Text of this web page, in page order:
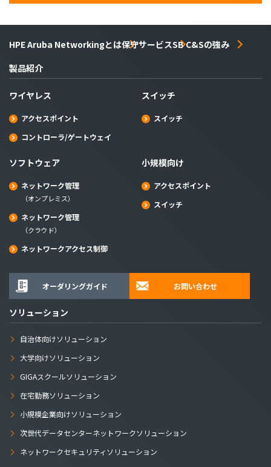
HPE Aruba Networkingとは保守サービスSB C&Sの強み
製品紹介
ワイヤレス
アクセスポイント
コントローラ/ゲートウェイ
スイッチ
スイッチ
ソフトウェア
ネットワーク管理
（オンプレミス）
ネットワーク管理
（クラウド）
ネットワークアクセス制御
小規模向け
アクセスポイント
スイッチ
オーダリングガイド お問い合わせ
ソリューション
自治体向けソリューション
大学向けソリューション
GIGAスクールソリューション
在宅勤務ソリューション
小規模企業向けソリューション
次世代データセンターネットワークソリューション
ネットワークセキュリティソリューション